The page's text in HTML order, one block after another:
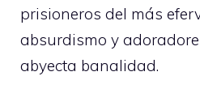
prisioneros del más
absurdismo y
abyecta banalidad.